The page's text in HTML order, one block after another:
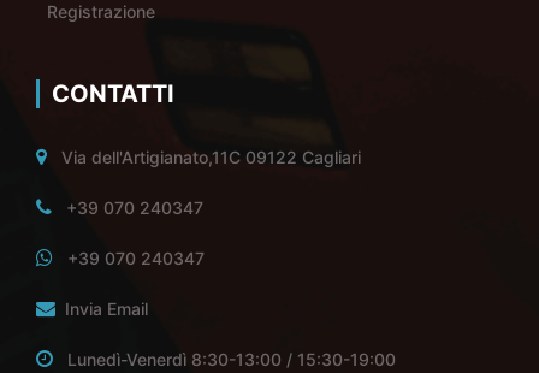
Registrazione
CONTATTI
Via dell'Artigianato,11C 09122 Cagliari
+39 070 240347
+39 070 240347
Invia Email
Lunedì-Venerdì 8:30-13:00 / 15:30-19:00